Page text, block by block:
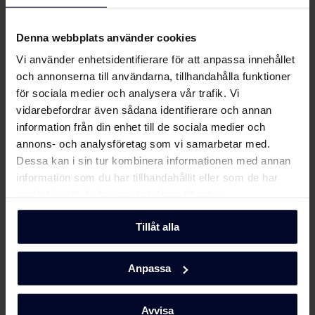
Denna webbplats använder cookies
Vi använder enhetsidentifierare för att anpassa innehållet
och annonserna till användarna, tillhandahålla funktioner
för sociala medier och analysera vår trafik. Vi
vidarebefordrar även sådana identifierare och annan
information från din enhet till de sociala medier och
annons- och analysföretag som vi samarbetar med.
Dessa kan i sin tur kombinera informationen med annan
information som du har tillhandahållit eller som de har
Tillåt alla
Anpassa
Avvisa
Produktbild KKI 6564-91
T
Ladda ner
Produktbild KKI 6564-91
T
Ladda ner
Produktbild KKI 6564-91
T
Ladda ner
Produktbild KKI 6564-91
Produktbild KKI 6564-91
T
Ladda ner
och funktionella hushållsapparater med
tidlös skandinavisk design för att göra dem unika.
Läs mer här